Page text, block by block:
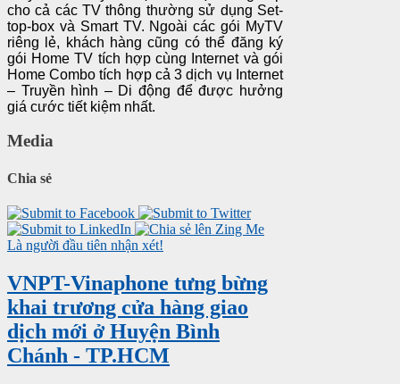
cho cả các TV thông thường sử dụng Set-
top-box và Smart TV. Ngoài các gói MyTV
riêng lẻ, khách hàng cũng có thể đăng ký
gói Home TV tích hợp cùng Internet và gói
Home Combo tích hợp cả 3 dịch vụ Internet
– Truyền hình – Di động để được hưởng
giá cước tiết kiệm nhất.
Media
Chia sẻ
Là người đầu tiên nhận xét!
VNPT-Vinaphone tưng bừng
khai trương cửa hàng giao
dịch mới ở Huyện Bình
Chánh - TP.HCM